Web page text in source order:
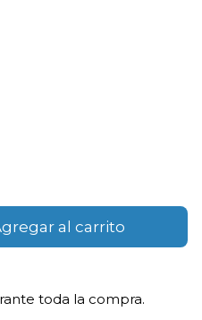
toda la compra.